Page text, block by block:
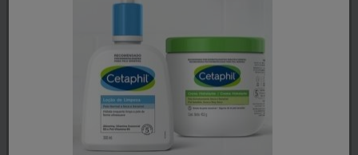
Quer saber como cuidar da sua pele, mas não sabe
por onde começar? A quantidade de informações
disponíveis pode ser confusa, mas nossos guias de
skincare estão aqui para te ajudar. Identificar o seu
tipo de pele é o primeiro passo para criar a rotina
ideal e conquistar uma pele com aparência